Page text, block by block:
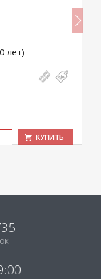
лет)
КУПИТЬ